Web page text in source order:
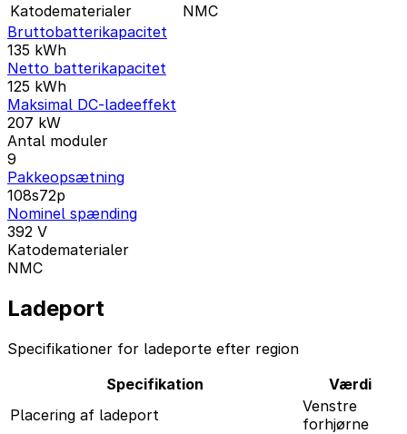
Katodematerialer
NMC
Bruttobatterikapacitet
135 kWh
Netto batterikapacitet
125 kWh
Maksimal DC-ladeeffekt
207 kW
Antal moduler
9
Pakkeopsætning
108s72p
Nominel spænding
392 V
Katodematerialer
NMC
Ladeport
Specifikationer for ladeporte efter region
Specifikation
Værdi
Placering af ladeport
Venstre
forhjørne